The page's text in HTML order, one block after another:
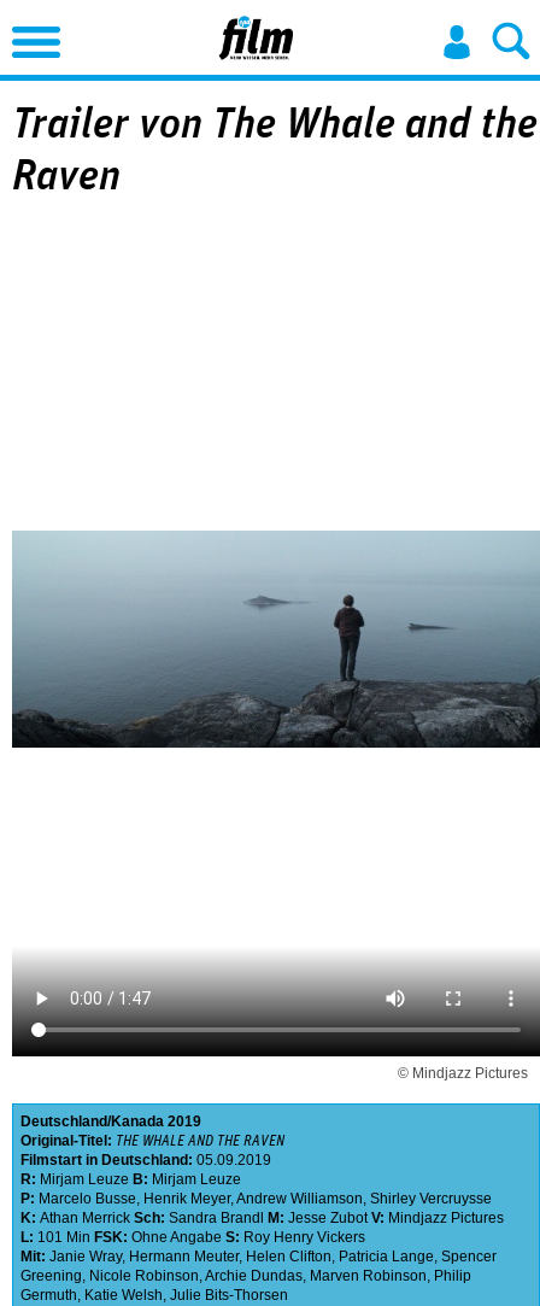
Jump to Navigation
Trailer von The Whale and the
Raven
© Mindjazz Pictures
Deutschland Kanada 2019
Original-Titel: THE WHALE AND THE RAVEN
Filmstart in Deutschland: 05.09.2019
R: Mirjam Leuze B: Mirjam Leuze
P: Marcelo Busse, Henrik Meyer,Andrew Williamson, Shirley Vercruysse
K: Athan Merrick Sch: Sandra Brandl M: Jesse Zubot V: Mindjazz Pictures
L: 101 Min FSK: Ohne Angabe S: Roy Henry Vickers
Mit: Janie Wray, Hermann Meuter, Helen Clifton, Patricia Lange, Spencer
Greening, Nicole Robinson,Archie Dundas, Marven Robinson, Philip
Germuth, Katie Welsh, Julie Bits-Thorsen